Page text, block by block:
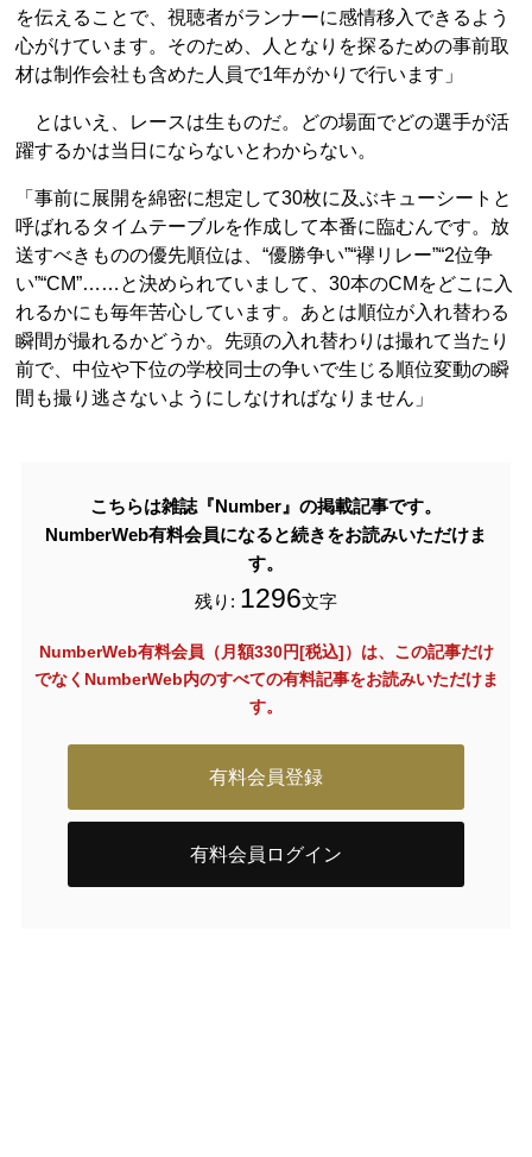
を伝えることで、視聴者がランナーに感情移入できるよう
心がけています。そのため、人となりを探るための事前取
材は制作会社も含めた人員で1年がかりで行います」
とはいえ、レースは生ものだ。どの場面でどの選手が活
躍するかは当日にならないとわからない。
「事前に展開を綿密に想定して30枚に及ぶキューシートと
呼ばれるタイムテーブルを作成して本番に臨むんです。放
送すべきものの優先順位は、“優勝争い”“襷リレー”“2位争
い”“CM”……と決められていまして、30本のCMをどこに入
れるかにも毎年苦心しています。あとは順位が入れ替わる
瞬間が撮れるかどうか。先頭の入れ替わりは撮れて当たり
前で、中位や下位の学校同士の争いで生じる順位変動の瞬
間も撮り逃さないようにしなければなりません」
こちらは雑誌『Number』の掲載記事です。
NumberWeb有料会員になると続きをお読みいただけま
す。
残り: 1296文字
NumberWeb有料会員（月額330円[税込]）は、この記事だけ
でなく NumberWeb内のすべての有料記事をお読みいただけま
す。
有料会員登録
有料会員ログイン